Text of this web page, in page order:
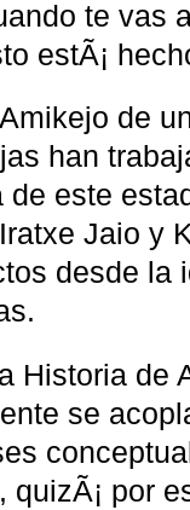
te vas
estÃ¡
de
han
este
Jaio y
desde la
Historia de
se
por